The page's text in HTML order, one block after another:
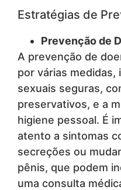
Estratégias de
Prevenção de
A prevenção de
por várias medidas,
sexuais seguras,
preservativos, e a
higiene pessoal. É
atento a sintomas
secreções ou
pênis, que podem
uma consulta